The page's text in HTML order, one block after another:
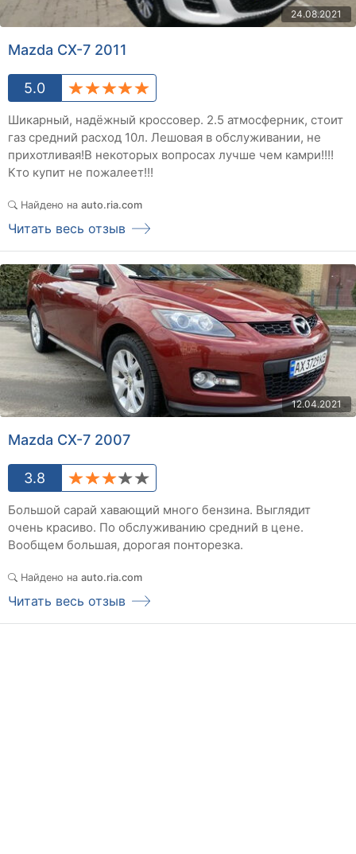
24.08.2021
Mazda CX-7 2011
5.0
Шикарный, надёжный кроссовер. 2.5 атмосферник, стоит
газ средний расход 10л. Лешовая в обслуживании, не
прихотливая!В некоторых вопросах лучше чем камри!!!!
Кто купит не пожалеет!!!
Найдено на auto.ria.com
Читать весь отзыв
12.04.2021
Mazda CX-7 2007
3.8
Большой сарай хавающий много бензина. Выглядит
очень красиво. По обслуживанию средний в цене.
Вообщем большая, дорогая понторезка.
Найдено на auto.ria.com
Читать весь отзыв